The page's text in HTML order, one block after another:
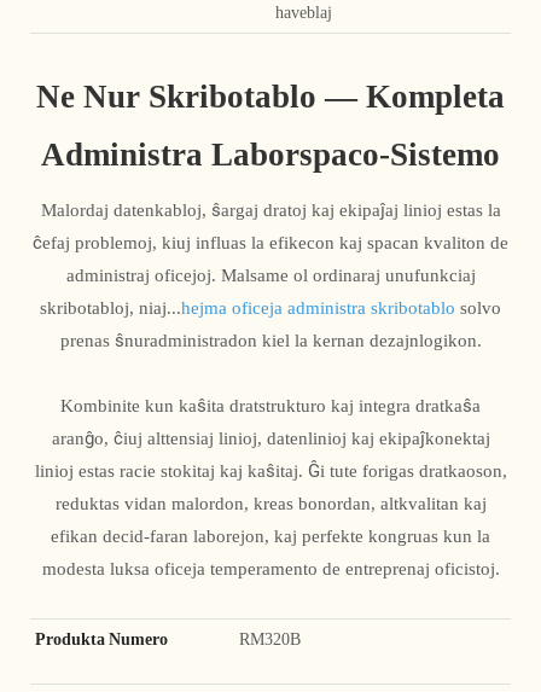
haveblaj
Ne Nur Skribotablo — Kompleta
Administra Laborspaco-Sistemo
Malordaj datenkabloj, ŝargaj dratoj kaj ekipaĵaj linioj estas la
ĉefaj problemoj, kiuj influas la efikecon kaj spacan kvaliton de
administraj oficejoj. Malsame ol ordinaraj unufunkciaj
skribotabloj, niaj...hejma oficeja administra skribotablo solvo
prenas ŝnuradministradon kiel la kernan dezajnlogikon.
Kombinite kun kaŝita dratstrukturo kaj integra dratkaŝa
aranĝo, ĉiuj alttensiaj linioj, datenlinioj kaj ekipaĵkonektaj
linioj estas racie stokitaj kaj kaŝitaj. Ĝi tute forigas dratkaoson,
reduktas vidan malordon, kreas bonordan, altkvalitan kaj
efikan decid-faran laborejon, kaj perfekte kongruas kun la
modesta luksa oficeja temperamento de entreprenaj oficistoj.
Produkta Numero RM320B